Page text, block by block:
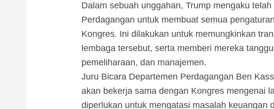
Dalam sebuah unggahan, Trump mengaku
Perdagangan untuk membuat semua
Kongres. Ini dilakukan untuk memungkinkan
lembaga tersebut, serta memberi mereka
pemeliharaan, dan manajemen.
Juru Bicara Departemen Perdagangan Ben
akan bekerja sama dengan Kongres mengenai
diperlukan untuk mengatasi masalah keuangan